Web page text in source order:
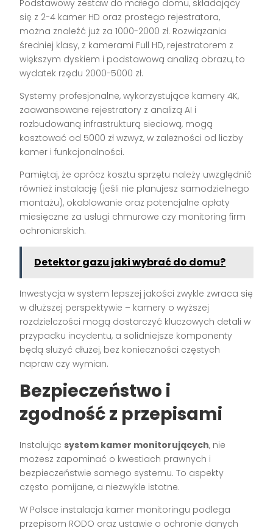
Podstawowy zestaw do małego domu, składający
się z 2-4 kamer HD oraz prostego rejestratora,
można znaleźć już za 1000-2000 zł. Rozwiązania
średniej klasy, z kamerami Full HD, rejestratorem z
większym dyskiem i podstawową analizą obrazu, to
wydatek rzędu 2000-5000 zł.
Systemy profesjonalne, wykorzystujące kamery 4K,
zaawansowane rejestratory z analizą AI i
rozbudowaną infrastrukturą sieciową, mogą
kosztować od 5000 zł wzwyż, w zależności od liczby
kamer i funkcjonalności.
Pamiętaj, że oprócz kosztu sprzętu należy uwzględnić
również instalację (jeśli nie planujesz samodzielnego
montażu), okablowanie oraz potencjalne opłaty
miesięczne za usługi chmurowe czy monitoring firm
ochroniarskich.
Detektor gazu jaki wybrać do domu?
Inwestycja w system lepszej jakości zwykle zwraca się
w dłuższej perspektywie – kamery o wyższej
rozdzielczości mogą dostarczyć kluczowych detali w
przypadku incydentu, a solidniejsze komponenty
będą służyć dłużej, bez konieczności częstych
napraw czy wymian.
Bezpieczeństwo i
zgodność z przepisami
Instalując system kamer monitorujących, nie
możesz zapominać o kwestiach prawnych i
bezpieczeństwie samego systemu. To aspekty
często pomijane, a niezwykle istotne.
W Polsce instalacja kamer monitoringu podlega
przepisom RODO oraz ustawie o ochronie danych